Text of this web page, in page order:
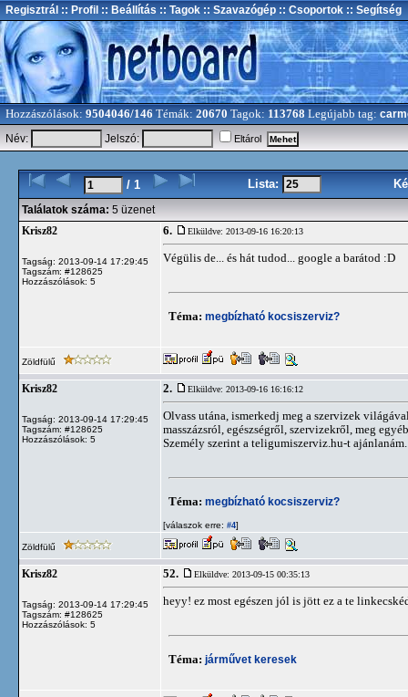
Regisztrál :: Profil :: Beállítás :: Tagok :: Szavazógép :: Csoportok :: Segítség
Hozzászólások: 9504046/146 Témák: 20670 Tagok: 113768 Legújabb tag:
Név:
Jelszó: Eltárol
/ 1 Lista:
Találatok száma: 5 üzenet
Krisz82
Tagság: 2013-09-14 17:29:45
Tagszám: #128625
Hozzászólások: 5
6. Elküldve: 2013-09-16 16:20:13
Végülis de... és hát tudod... google a barátod :D
Téma: megbízható kocsiszerviz?
Zöldfülű
Krisz82
Tagság: 2013-09-14 17:29:45
Tagszám: #128625
Hozzászólások: 5
2. Elküldve: 2013-09-16 16:16:12
Olvass utána, ismerkedj meg a szervizek
masszázsról, egészségről, szervizekről, meg
Személy szerint a teligumiszerviz.hu-t
Téma: megbízható kocsiszerviz?
[válaszok erre: #4]
Zöldfülű
Krisz82
Tagság: 2013-09-14 17:29:45
Tagszám: #128625
Hozzászólások: 5
52. Elküldve: 2013-09-15 00:35:13
heyy! ez most egészen jól is jött ez a te
Téma: járművet keresek